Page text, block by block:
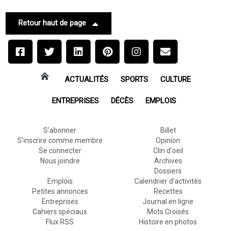
Retour haut de page
ACTUALITÉS SPORTS CULTURE
ENTREPRISES DÉCÈS EMPLOIS
S'abonner
S'inscrire comme membre
Se connecter
Nous joindre
Billet
Opinion
Clin d'oeil
Archives
Dossiers
Emplois
Petites annonces
Entreprises
Cahiers spéciaux
Flux RSS
Calendrier d'activités
Recettes
Journal en ligne
Mots Croisés
Histoire en photos